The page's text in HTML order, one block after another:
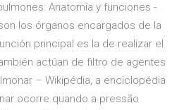
Anatomía y funciones -
los órganos encargados de la
principal es la de realizar el
actúan de filtro de agentes
– Wikipédia, a enciclopédia
ocorre quando a pressão